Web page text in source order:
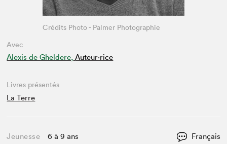
Avec
Alexis de Gheldere, Auteur·rice
Crédits Photo - Palmer Photographie
Livres présentés
La Terre
Jeunesse 6 à 9 ans Français